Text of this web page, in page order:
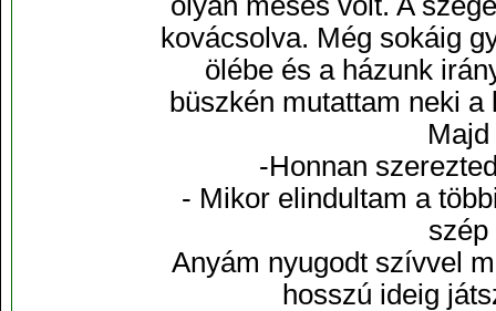
kovácsolva. Még sokáig
ölébe és a házunk
büszkén mutattam neki
-Honnan
- Mikor elindultam a
szép
Anyám nyugodt szívvel
hosszú ideig